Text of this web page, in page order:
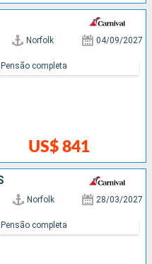
Norfolk 04/09/2027
US$ 841
Pensão completa
Norfolk 28/03/2027
Pensão completa